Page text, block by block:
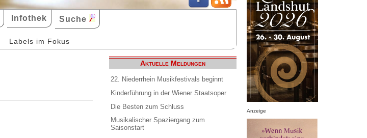
Infothek Suche
Labels im Fokus
Aktuelle Meldungen
22. Niederrhein Musikfestivals beginnt
Kinderführung in der Wiener Staatsoper
Die Besten zum Schluss
Musikalischer Spaziergang zum
Saisonstart
Anzeige